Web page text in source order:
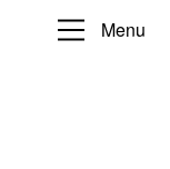
Menu